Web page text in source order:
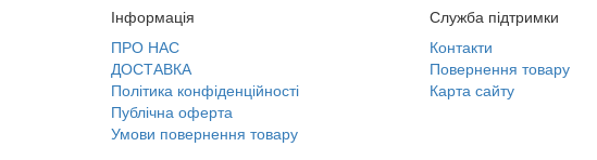
Інформація
ПРО НАС
ДОСТАВКА
Політика конфіденційності
Публічна оферта
Умови повернення товару
Служба підтримки
Контакти
Повернення товару
Карта сайту